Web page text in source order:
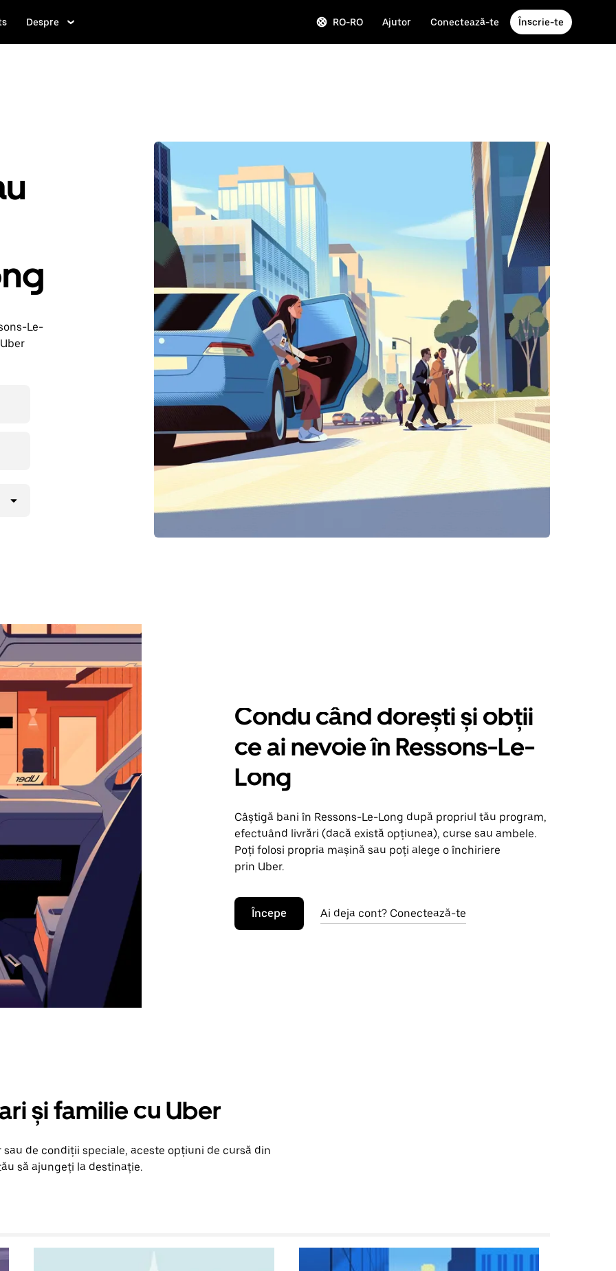
Despre RO-RO Ajutor Conectează-te Înscrie-te
Le-
Condu când dorești și obții
ce ai nevoie în Ressons-Le-
Long
Câștigă bani în Ressons-Le-Long după propriul tău program,
efectuând livrări (dacă există opțiunea), curse sau ambele.
Poți folosi propria mașină sau poți alege o închiriere
prin Uber.
Începe Ai deja cont? Conectează-te
și familie cu Uber
de condiții speciale, aceste opțiuni de cursă din
să ajungeți la destinație.